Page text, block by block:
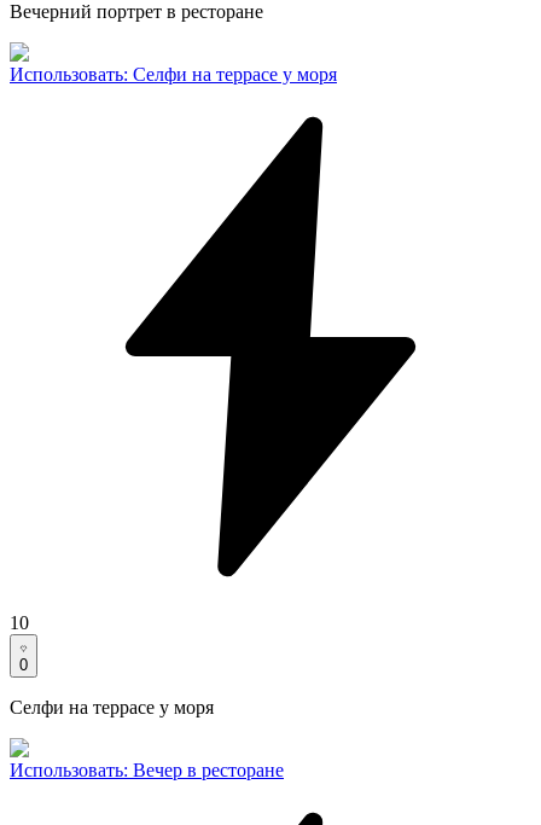
Вечерний портрет в ресторане
Использовать: Селфи на террасе у моря
10
0
Селфи на террасе у моря
Использовать: Вечер в ресторане